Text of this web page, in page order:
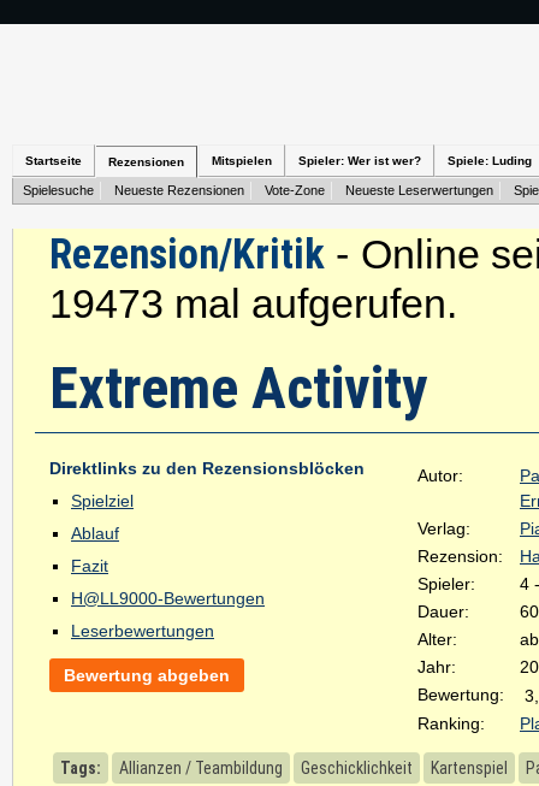
Startseite Rezensionen Mitspielen Spieler: Wer ist wer? Spiele: Luding
Spielesuche Neueste Rezensionen Vote-Zone Neueste Leserwertungen
Rezension/Kritik - Online
19473 mal aufgerufen.
Extreme Activity
Direktlinks zu den Rezensionsblöcken
Spielziel
Ablauf
Fazit
H@LL9000-Bewertungen
Leserbewertungen
Bewertung abgeben
Autor:
Verlag:
Rezension:
Spieler:
4
Dauer:
Alter:
Jahr:
Bewertung:
Ranking:
Tags: Allianzen / Teambildung Geschicklichkeit Kartenspiel